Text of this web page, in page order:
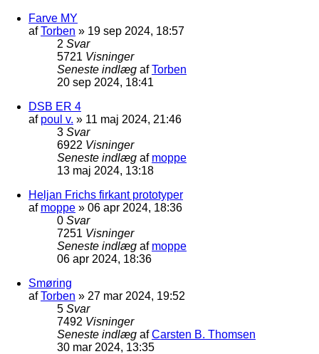
Farve MY
afTorben » 19 sep 2024, 18:57
2 Svar
5721 Visninger
Seneste indlæg afTorben
20 sep 2024, 18:41
DSB ER 4
af poul v. » 11 maj 2024, 21:46
3 Svar
6922 Visninger
Seneste indlæg af moppe
13 maj 2024, 13:18
Heljan Frichs firkant prototyper
af moppe » 06 apr 2024, 18:36
0 Svar
7251 Visninger
Seneste indlæg af moppe
06 apr 2024, 18:36
Smøring
afTorben » 27 mar 2024, 19:52
5 Svar
7492 Visninger
Seneste indlæg afCarsten B. Thomsen
30 mar 2024, 13:35